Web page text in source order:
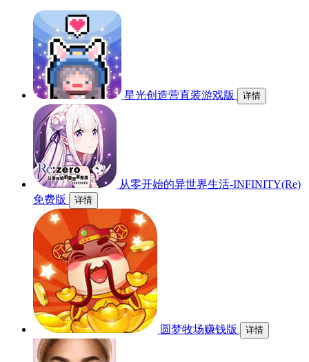
星光创造营直装游戏版 详情
从零开始的异世界生活-INFINITY(Re)
免费版
详情
圆梦牧场赚钱版 详情